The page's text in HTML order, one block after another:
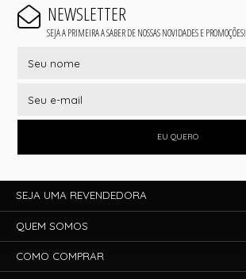
NEWSLETTER
SEJA A PRIMEIRA A SABER DE NOSSAS NOVIDADES E PROMOÇÕES!
EU QUERO
SEJA UMA REVENDEDORA
QUEM SOMOS
COMO COMPRAR